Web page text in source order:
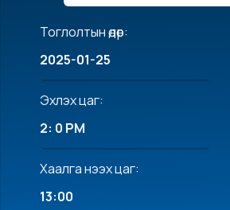
Тоглолтын өдөр:
2025-01-25
Эхлэх цаг:
2: 0 PM
Хаалга нээх цаг:
13:00